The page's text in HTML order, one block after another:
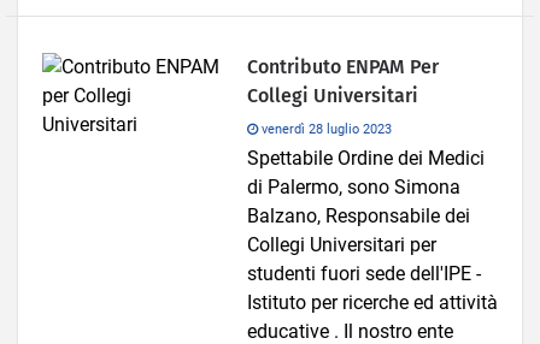
Contributo ENPAM Per
Collegi Universitari
venerdì 28 luglio 2023
Spettabile Ordine dei Medici
di Palermo, sono Simona
Balzano, Responsabile dei
Collegi Universitari per
studenti fuori sede dell'IPE -
Istituto per ricerche ed attività
educative . Il nostro ente